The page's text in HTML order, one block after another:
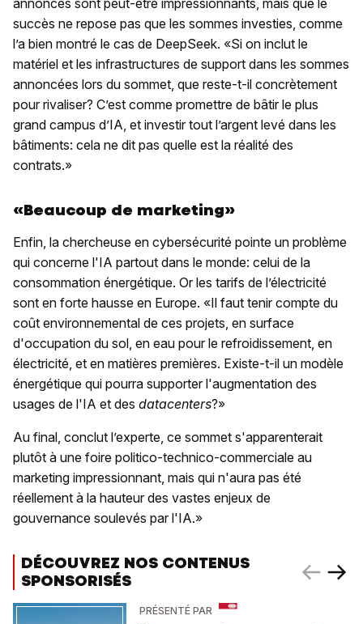
annoncés sont peut-être impressionnants, mais que le
succès ne repose pas que les sommes investies, comme
l’a bien montré le cas de DeepSeek. «Si on inclut le
matériel et les infrastructures de support dans les sommes
annoncées lors du sommet, que reste-t-il concrètement
pour rivaliser? C’est comme promettre de bâtir le plus
grand campus d’IA, et investir tout l’argent levé dans les
bâtiments: cela ne dit pas quelle est la réalité des
contrats.»
«Beaucoup de marketing»
Enfin, la chercheuse en cybersécurité pointe un problème
qui concerne l'IA partout dans le monde: celui de la
consommation énergétique. Or les tarifs de l’électricité
sont en forte hausse en Europe. «Il faut tenir compte du
coût environnemental de ces projets, en surface
d'occupation du sol, en eau pour le refroidissement, en
électricité, et en matières premières. Existe-t-il un modèle
énergétique qui pourra supporter l'augmentation des
usages de l'IA et des datacenters?»
Au final, conclut l’experte, ce sommet s'apparenterait
plutôt à une foire politico-technico-commerciale au
marketing impressionnant, mais qui n'aura pas été
réellement à la hauteur des vastes enjeux de
gouvernance soulevés par l'IA.»
DÉCOUVREZ NOS CONTENUS
SPONSORISÉS
PRÉSENTÉ PAR